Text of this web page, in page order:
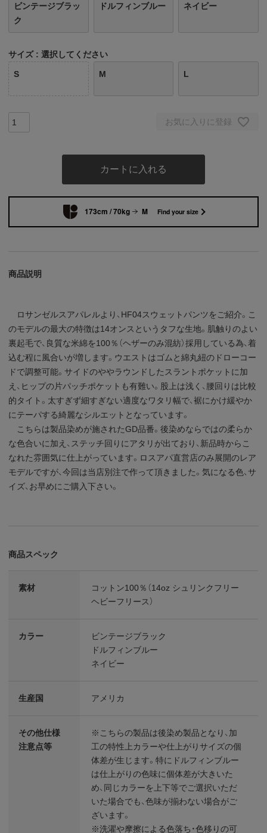
ビンテージブラッ
ク
ドルフィンブルー ネイビー
サイズ 選択してください
S M L
お気に入りに登録
カートに入れる
173cm / 70kg M Find your size
商品説明
ロサンゼルスアパレルより、HF04スウェットパンツをご紹介。こ
のモデルの最大の特徴は14オンスというタフな生地。肌触りのよい
裏起毛で、良質な米綿を100％（ヘザーのみ混紡）採用している為、着
込む程に風合いが増します。ウエストはゴムと綿丸紐のドローコー
ドで調整可能。サイドのややラウンドしたスラントポケットに加
え、ヒップの片パッチポケットも有難い。股上は浅く、腰回りは比較
的タイト。太すぎず細すぎない適度なワタリ幅で、裾にかけ緩やか
にテーパする綺麗なシルエットとなっています。
こちらは製品染めが施されたGD品番。後染めならではの柔らか
な色合いに加え、ステッチ回りにアタリが出ており、新品時からこ
なれた雰囲気に仕上がっています。ロスアパ直営店のみ展開のレア
モデルですが、今回は当店別注で作って頂きました。気になる色、サ
イズ、お早めにご購入下さい。
商品スペック
素材
コットン100％（14oz シュリンクフリー
ヘビーフリース）
カラー
ビンテージブラック
ドルフィンブルー
ネイビー
生産国 アメリカ
その他仕様
注意点等
※こちらの製品は後染め製品となり、加
工の特性上カラーや仕上がりサイズの個
体差が生じます。特にドルフィンブルー
は仕上がりの色味に個体差が大きいた
め、同じカラーを上下等でご選択いただ
いた場合でも、色味が揃わない場合がご
ざいます。
※洗濯や摩擦による色落ち・色移りの可